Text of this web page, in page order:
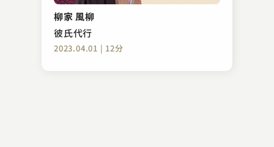
柳家 風柳
彼氏代行
2023.04.01 | 12分
禁酒番屋
2023.11.12 | 17分